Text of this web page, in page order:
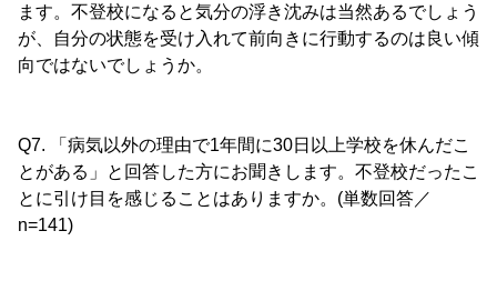
ます。不登校になると気分の浮き沈みは当然あるでしょう
が、自分の状態を受け入れて前向きに行動するのは良い傾
向ではないでしょうか。
Q7. 「病気以外の理由で1年間に30日以上学校を休んだこ
とがある」と回答した方にお聞きします。不登校だったこ
とに引け目を感じることはありますか。(単数回答／
n=141)